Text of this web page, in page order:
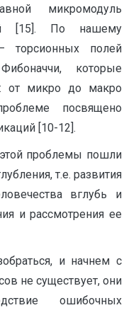
микромодуль
[15]. По нашему
торсионных полей
которые
от микро до макро
посвящено
[10-12].
проблемы пошли
т.е. развития
вглубь и
и рассмотрения ее
и начнем с
не существует, они
ошибочных